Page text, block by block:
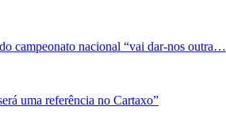
campeonato nacional “vai dar-nos outra…
uma referência no Cartaxo”